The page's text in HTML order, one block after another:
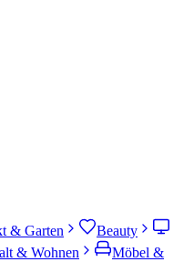
& Garten
Beauty
& Wohnen
Möbel &